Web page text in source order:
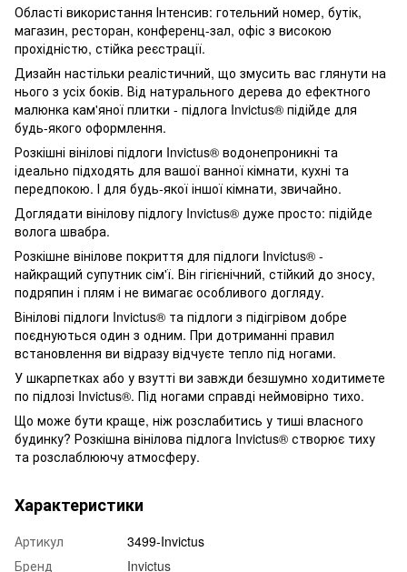
Області використання Інтенсив: готельний номер, бутік,
магазин, ресторан, конференц-зал, офіс з високою
прохідністю, стійка реєстрації.
Дизайн настільки реалістичний, що змусить вас глянути на
нього з усіх боків. Від натурального дерева до ефектного
малюнка кам'яної плитки - підлога Invictus® підійде для
будь-якого оформлення.
Розкішні вінілові підлоги Invictus® водонепроникні та
ідеально підходять для вашої ванної кімнати, кухні та
передпокою. І для будь-якої іншої кімнати, звичайно.
Доглядати вінілову підлогу Invictus® дуже просто: підійде
волога швабра.
Розкішне вінілове покриття для підлоги Invictus® -
найкращий супутник сім'ї. Він гігієнічний, стійкий до зносу,
подряпин і плям і не вимагає особливого догляду.
Вінілові підлоги Invictus® та підлоги з підігрівом добре
поєднуються один з одним. При дотриманні правил
встановлення ви відразу відчуєте тепло під ногами.
У шкарпетках або у взутті ви завжди безшумно ходитимете
по підлозі Invictus®. Під ногами справді неймовірно тихо.
Що може бути краще, ніж розслабитись у тиші власного
будинку? Розкішна вінілова підлога Invictus® створює тиху
та розслаблюючу атмосферу.
Характеристики
Артикул
3499-Invictus
Бренд
Invictus